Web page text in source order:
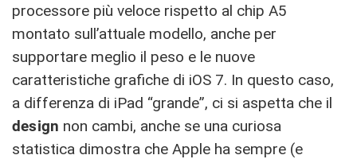
processore più veloce rispetto al chip A5
montato sull’attuale modello, anche per
supportare meglio il peso e le nuove
caratteristiche grafiche di iOS 7. In questo caso,
a differenza di iPad “grande”, ci si aspetta che il
design non cambi, anche se una curiosa
statistica dimostra che Apple ha sempre (e